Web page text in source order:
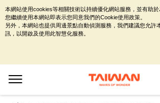
本網站使用cookies等相關技術以持續優化網站服務，並有助
您繼續使用本網站即表示您同意我們的Cookie使用政策。
另外，本網站也提供周邊景點自動偵測服務，我們建議您允許
訊，以開啟及使用此智慧化服務。